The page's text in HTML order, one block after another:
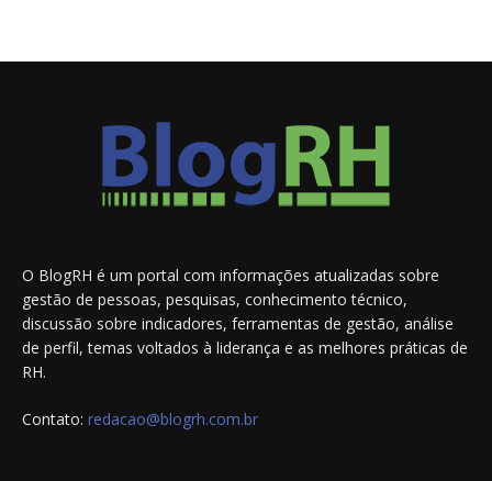
O BlogRH é um portal com informações atualizadas sobre
gestão de pessoas, pesquisas, conhecimento técnico,
discussão sobre indicadores, ferramentas de gestão, análise
de perfil, temas voltados à liderança e as melhores práticas de
RH.
Contato: redacao@blogrh.com.br